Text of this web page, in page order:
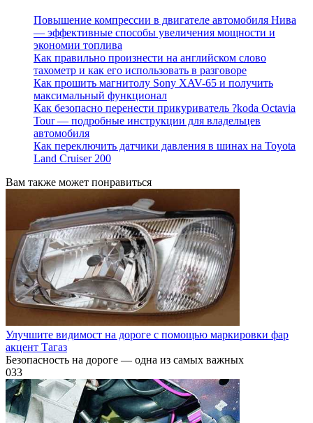
Повышение компрессии в двигателе автомобиля Нива
— эффективные способы увеличения мощности и
экономии топлива
Как правильно произнести на английском слово
тахометр и как его использовать в разговоре
Как прошить магнитолу Sony XAV-65 и получить
максимальный функционал
Как безопасно перенести прикуриватель ?koda Octavia
Tour — подробные инструкции для владельцев
автомобиля
Как переключить датчики давления в шинах на Toyota
Land Cruiser 200
Вам также может понравиться
Улучшите видимост на дороге с помощью маркировки фар
акцент Тагаз
Безопасность на дороге — одна из самых важных
033